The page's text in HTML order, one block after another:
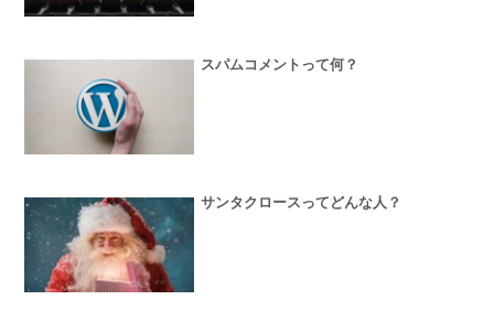
スパムコメントって何？
サンタクロースってどんな人？